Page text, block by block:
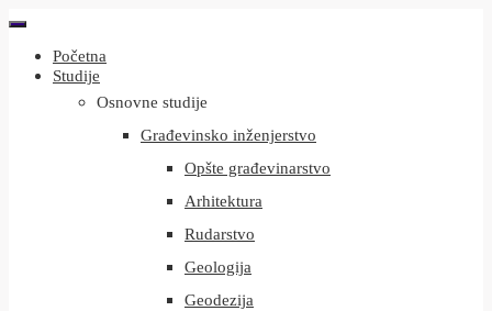
Početna
Studije
Osnovne studije
Građevinsko inženjerstvo
Opšte građevinarstvo
Arhitektura
Rudarstvo
Geologija
Geodezija